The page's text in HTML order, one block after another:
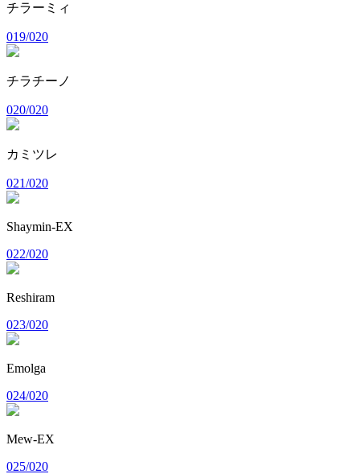
チラーミィ
019/020
チラチーノ
020/020
カミツレ
021/020
Shaymin-EX
022/020
Reshiram
023/020
Emolga
024/020
Mew-EX
025/020